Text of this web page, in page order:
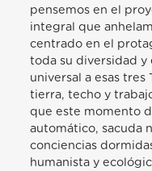
pensemos en el
integral que
centrado en el
toda su diversidad y
universal a esas
tierra, techo y
que este momento
automático, sacuda
conciencias
humanista y